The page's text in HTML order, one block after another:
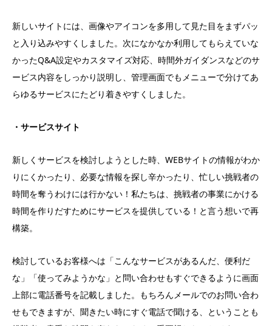
新しいサイトには、画像やアイコンを多用して見た目をまずパッ
と入り込みやすくしました。次になかなか利用してもらえていな
かったQ&A設定やカスタマイズ対応、時間外ガイダンスなどのサ
ービス内容をしっかり説明し、管理画面でもメニューで分けてあ
らゆるサービスにたどり着きやすくしました。
・サービスサイト
新しくサービスを検討しようとした時、WEBサイトの情報がわか
りにくかったり、必要な情報を探し辛かったり、忙しい挑戦者の
時間を奪うわけには行かない！私たちは、挑戦者の事業にかける
時間を作りだすためにサービスを提供している！と言う想いで再
構築。
検討しているお客様へは「こんなサービスがあるんだ、便利だ
な」「使ってみようかな」と問い合わせもすぐできるように画面
上部に電話番号を記載しました。もちろんメールでのお問い合わ
せもできますが、聞きたい時にすぐ電話で聞ける、ということも